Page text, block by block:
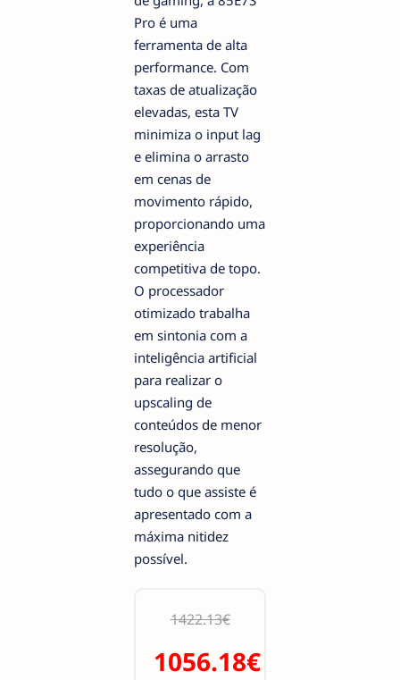
Pro é uma
ferramenta de alta
performance. Com
taxas de atualização
elevadas, esta TV
minimiza o input lag
e elimina o arrasto
em cenas de
movimento rápido,
proporcionando uma
experiência
competitiva de topo.
O processador
otimizado trabalha
em sintonia com a
inteligência artificial
para realizar o
upscaling de
conteúdos de menor
resolução,
assegurando que
tudo o que assiste é
apresentado com a
máxima nitidez
possível.
1422.13€
1056.18€